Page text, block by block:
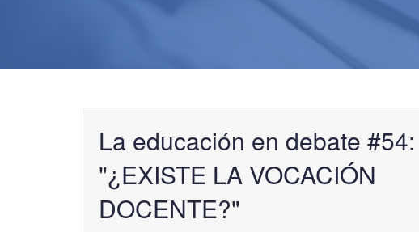
La educación en debate #54:
"¿EXISTE LA VOCACIÓN
DOCENTE?"